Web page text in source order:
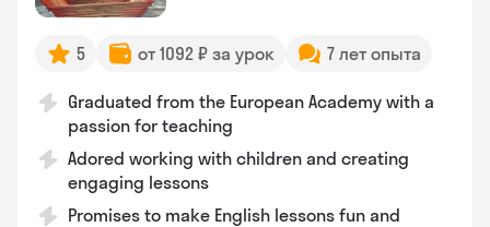
5 от 1092 ₽ за урок 7 лет опыта
Graduated from the European Academy with a
passion for teaching
Adored working with children and creating
engaging lessons
Promises to make English lessons fun and